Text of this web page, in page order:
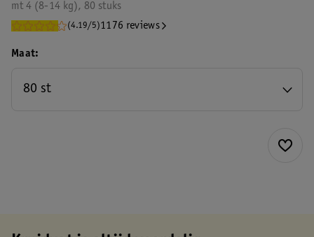
mt 4 (8-14 kg), 80 stuks
(4.19/5)1176 reviews
Maat
80 st